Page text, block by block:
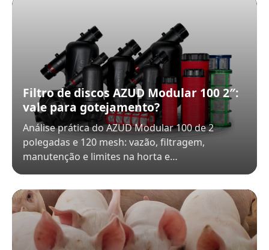
Filtro de discos AZUD Modular 100 2″:
vale para gotejamento?
Análise prática do AZUD Modular 100 de 2
polegadas e 120 mesh: vazão, filtragem,
manutenção e limites na horta e…